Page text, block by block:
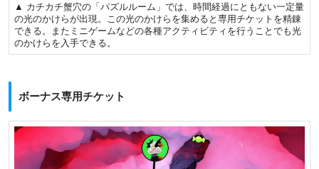
▲ カチカチ蟹穴の「パズルルーム」では、時間経過にともない一定量
の光のかけらが出現。この光のかけらを集めると専用チケットを精錬
できる。またミニゲームなどの各種アクティビティを行うことでも光
のかけらを入手できる。
ボーナス専用チケット